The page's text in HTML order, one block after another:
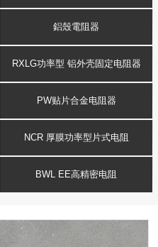
鋁殼電阻器
RXLG功率型 铝外壳固定电阻器
PW贴片合金电阻器
NCR 厚膜功率型片式电阻
BWL EE高精密电阻